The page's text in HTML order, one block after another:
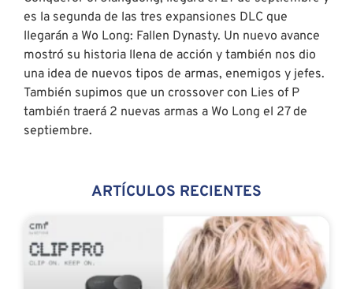
es la segunda de las tres expansiones DLC que
llegarán a Wo Long: Fallen Dynasty. Un nuevo avance
mostró su historia llena de acción y también nos dio
una idea de nuevos tipos de armas, enemigos y jefes.
También supimos que un crossover con Lies of P
también traerá 2 nuevas armas a Wo Long el 27 de
septiembre.
ARTÍCULOS RECIENTES